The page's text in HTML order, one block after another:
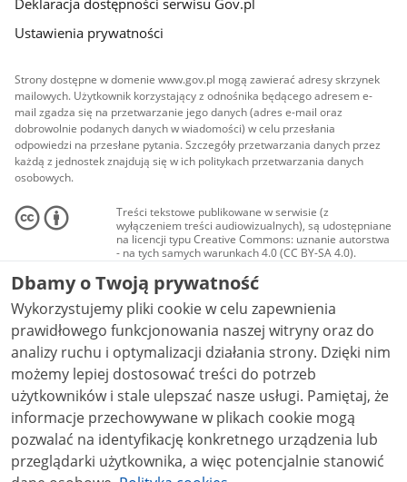
Ustawienia prywatności
Strony dostępne w domenie www.gov.pl mogą zawierać adresy skrzynek
mailowych. Użytkownik korzystający z odnośnika będącego adresem e-
mail zgadza się na przetwarzanie jego danych (adres e-mail oraz
dobrowolnie podanych danych w wiadomości) w celu przesłania
odpowiedzi na przesłane pytania. Szczegóły przetwarzania danych przez
każdą z jednostek znajdują się w ich politykach przetwarzania danych
osobowych.
Treści tekstowe publikowane w serwisie (z
wyłączeniem treści audiowizualnych), są udostępniane
na licencji typu Creative Commons: uznanie autorstwa
- na tych samych warunkach 4.0 (CC BY-SA 4.0).
Materiały audiowizualne, w tym zdjęcia, materiały
audio i wideo, są udostępniane na licencji typu
Creative Commons: uznanie autorstwa użycie
niekomercyjne - bez utworów zależnych 4.0 (CC BY-
NC-ND 4.0), o ile nie jest to stwierdzone inaczej.
Dbamy o Twoją prywatność
Wykorzystujemy pliki cookie w celu zapewnienia
prawidłowego funkcjonowania naszej witryny oraz do
analizy ruchu i optymalizacji działania strony. Dzięki nim
możemy lepiej dostosować treści do potrzeb
użytkowników i stale ulepszać nasze usługi. Pamiętaj, że
informacje przechowywane w plikach cookie mogą
pozwalać na identyfikację konkretnego urządzenia lub
przeglądarki użytkownika, a więc potencjalnie stanowić